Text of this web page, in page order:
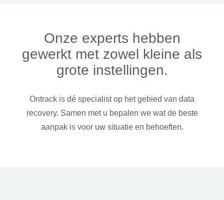
Onze experts hebben
gewerkt met zowel kleine als
grote instellingen.
Ontrack is dé specialist op het gebied van data
recovery. Samen met u bepalen we wat de beste
aanpak is voor uw situatie en behoeften.